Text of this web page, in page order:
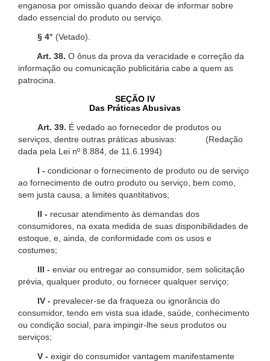
enganosa por omissão quando deixar de informar sobre
dado essencial do produto ou serviço.
§ 4° (Vetado).
Art. 38. O ônus da prova da veracidade e correção da
informação ou comunicação publicitária cabe a quem as
patrocina.
SEÇÃO IV
Das Práticas Abusivas
Art. 39. É vedado ao fornecedor de produtos ou
serviços, dentre outras práticas abusivas: (Redação
dada pela Lei nº 8.884, de 11.6.1994)
I - condicionar o fornecimento de produto ou de serviço
ao fornecimento de outro produto ou serviço, bem como,
sem justa causa, a limites quantitativos;
II - recusar atendimento às demandas dos
consumidores, na exata medida de suas disponibilidades de
estoque, e, ainda, de conformidade com os usos e
costumes;
III - enviar ou entregar ao consumidor, sem solicitação
prévia, qualquer produto, ou fornecer qualquer serviço;
IV - prevalecer-se da fraqueza ou ignorância do
consumidor, tendo em vista sua idade, saúde, conhecimento
ou condição social, para impingir-lhe seus produtos ou
serviços;
V - exigir do consumidor vantagem manifestamente